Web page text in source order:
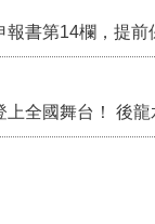
報書第14欄，提前